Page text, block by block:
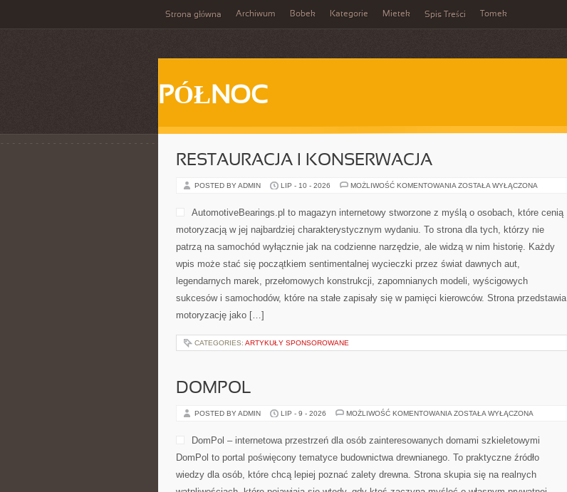
Strona główna Archiwum Bobek Kategorie Mietek Spis Treści Tomek
PÓŁNOC
RESTAURACJA I KONSERWACJA
POSTED BY ADMIN LIP - 10 - 2026 MOŻLIWOŚĆ KOMENTOWANIA RESTAURACJA
ZOSTAŁA WYŁĄCZONA
AutomotiveBearings.pl to magazyn internetowy stworzone z myślą o osobach, które cenią
motoryzacją w jej najbardziej charakterystycznym wydaniu. To strona dla tych, którzy nie
patrzą na samochód wyłącznie jak na codzienne narzędzie, ale widzą w nim historię. Każdy
wpis może stać się początkiem sentimentalnej wycieczki przez świat dawnych aut,
legendarnych marek, przełomowych konstrukcji, zapomnianych modeli, wyścigowych
sukcesów i samochodów, które na stałe zapisały się w pamięci kierowców. Strona przedstawia
motoryzację jako […]
CATEGORIES: ARTYKUŁY SPONSOROWANE
DOMPOL
POSTED BY ADMIN LIP - 9 - 2026 MOŻLIWOŚĆ KOMENTOWANIA DOMPOL
ZOSTAŁA WYŁĄCZONA
DomPol – internetowa przestrzeń dla osób zainteresowanych domami szkieletowymi
DomPol to portal poświęcony tematyce budownictwa drewnianego. To praktyczne źródło
wiedzy dla osób, które chcą lepiej poznać zalety drewna. Strona skupia się na realnych